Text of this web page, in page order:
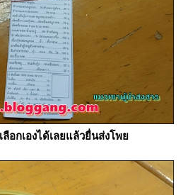
ลือกเองได้เลยแล้วยื่นส่งโพ